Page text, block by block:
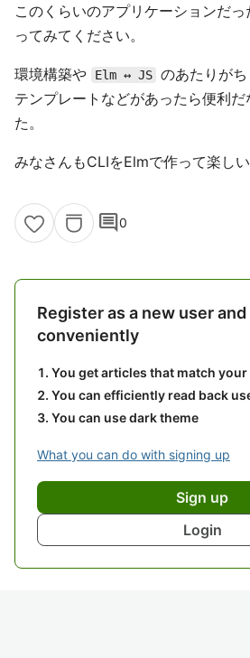
このくらいのアプリケーションだ
ってみてください。
環境構築や Elm ↔ JS のあたりが
テンプレートなどがあったら便利
た。
みなさんもCLIをElmで作って楽し
comment0
Register as a new user
conveniently
You get articles that match your
You can efficiently read back
You can use dark theme
What you can do with signing up
Sign up
Login